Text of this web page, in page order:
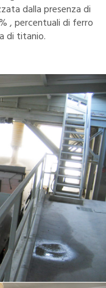
dalla presenza di
, percentuali di ferro
di titanio.